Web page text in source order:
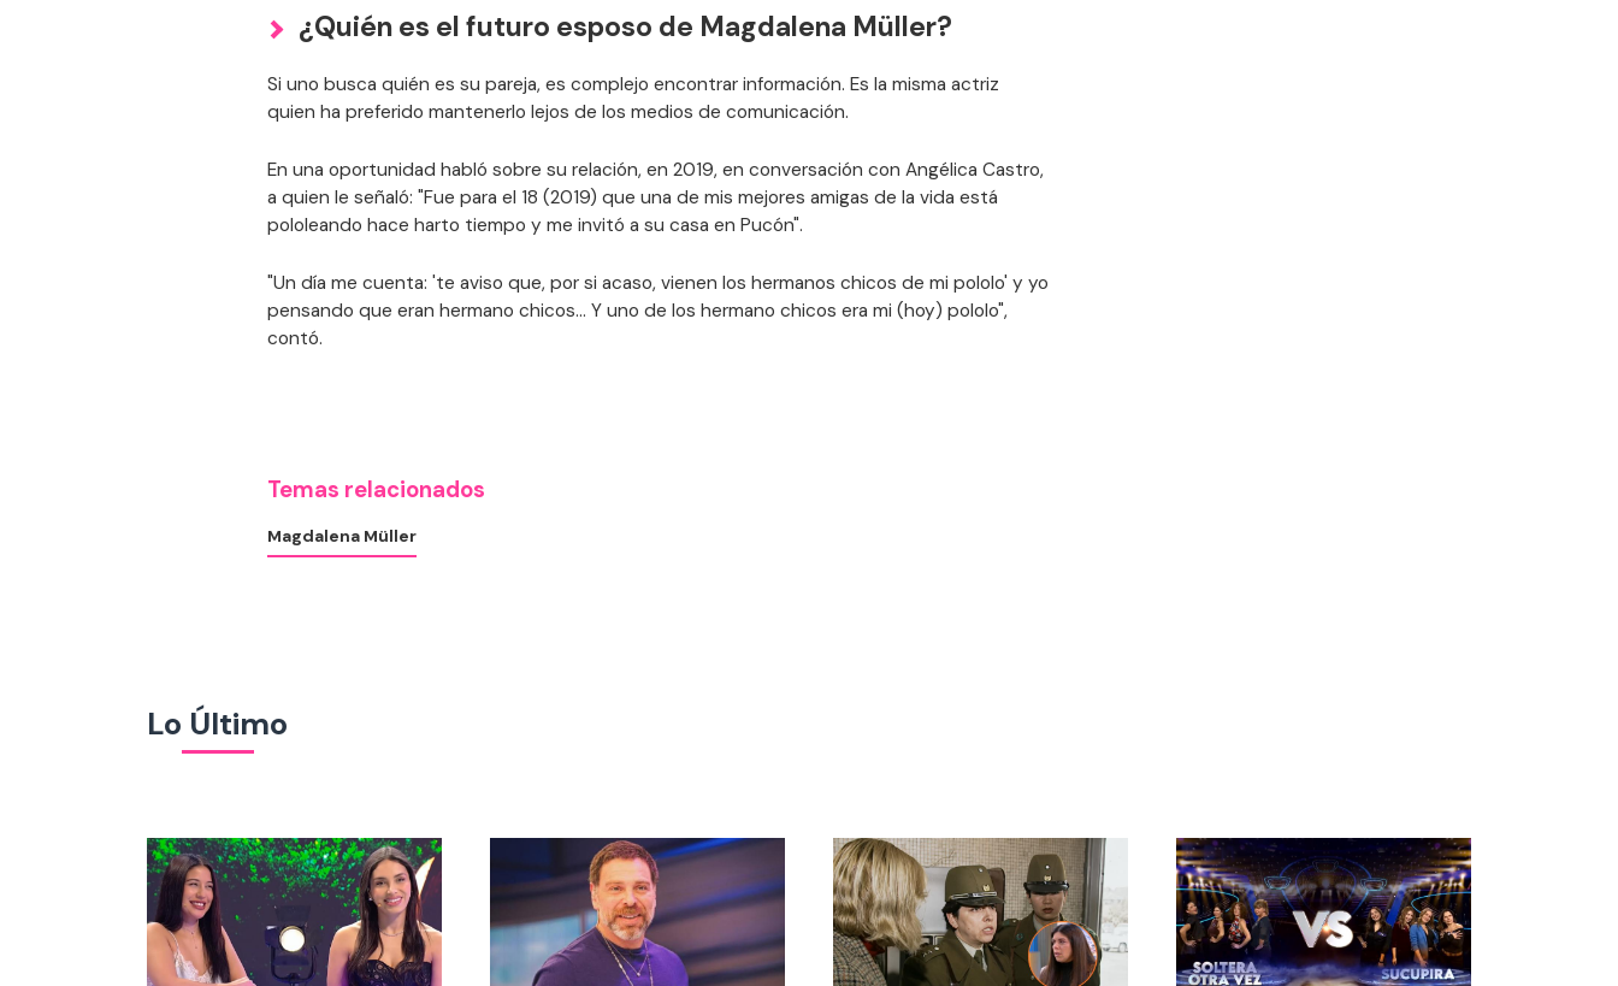
¿Quién es el futuro esposo de Magdalena Müller?
Si uno busca quién es su pareja, es complejo encontrar información. Es la misma actriz
quien ha preferido mantenerlo lejos de los medios de comunicación.
En una oportunidad habló sobre su relación, en 2019, en conversación con Angélica Castro,
a quien le señaló: "Fue para el 18 (2019) que una de mis mejores amigas de la vida está
pololeando hace harto tiempo y me invitó a su casa en Pucón".
"Un día me cuenta: 'te aviso que, por si acaso, vienen los hermanos chicos de mi pololo' y yo
pensando que eran hermano chicos... Y uno de los hermano chicos era mi (hoy) pololo",
contó.
Temas relacionados
Magdalena Müller
Lo Último